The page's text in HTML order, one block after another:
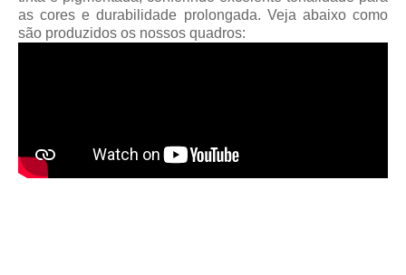
as cores e durabilidade prolongada. Veja abaixo como
são produzidos os nossos quadros: